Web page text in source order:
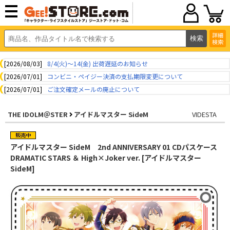
詳細
検索
[2026/08/03]
8/4(火)～14(金) 出荷遅延のお知らせ
[2026/07/01]
コンビニ・ペイジー決済の支払期限変更について
[2026/07/01]
ご注文確定メールの廃止について
THE IDOLM＠STER アイドルマスター SideM VIDESTA
アイドルマスター SideM 2nd ANNIVERSARY 01 CDパスケース
DRAMATIC STARS ＆ High×Joker ver. [アイドルマスター
SideM]